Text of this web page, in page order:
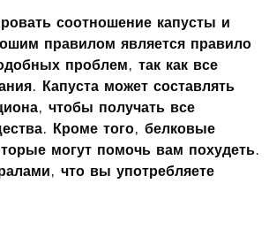
соотношение капусты и
правилом является правило
проблем, так как все
Капуста может составлять
чтобы получать все
Кроме того, белковые
могут помочь вам похудеть.
что вы употребляете